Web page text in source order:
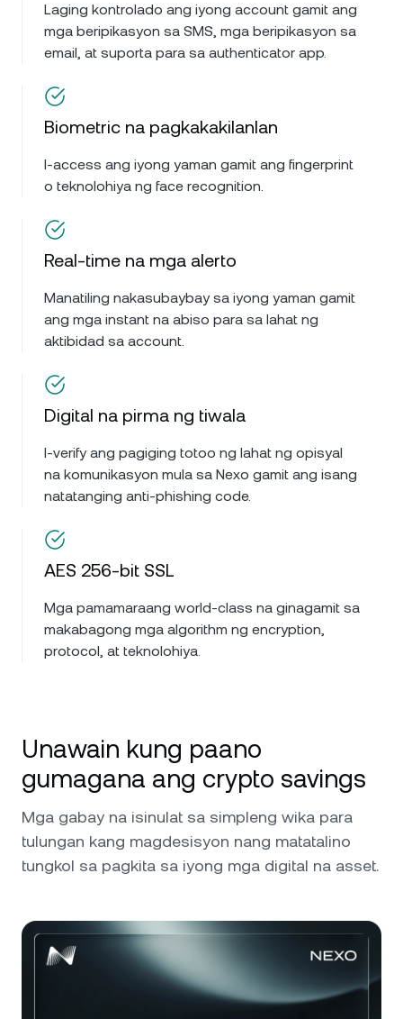
Laging kontrolado ang iyong account gamit ang
mga beripikasyon sa SMS, mga beripikasyon sa
email, at suporta para sa authenticator app.
Biometric na pagkakakilanlan
I-access ang iyong yaman gamit ang fingerprint
o teknolohiya ng face recognition.
Real-time na mga alerto
Manatiling nakasubaybay sa iyong yaman gamit
ang mga instant na abiso para sa lahat ng
aktibidad sa account.
Digital na pirma ng tiwala
I-verify ang pagiging totoo ng lahat ng opisyal
na komunikasyon mula sa Nexo gamit ang isang
natatanging anti-phishing code.
AES 256-bit SSL
Mga pamamaraang world-class na ginagamit sa
makabagong mga algorithm ng encryption,
protocol, at teknolohiya.
Unawain kung paano
gumagana ang crypto savings
Mga gabay na isinulat sa simpleng wika para
tulungan kang magdesisyon nang matatalino
tungkol sa pagkita sa iyong mga digital na asset.